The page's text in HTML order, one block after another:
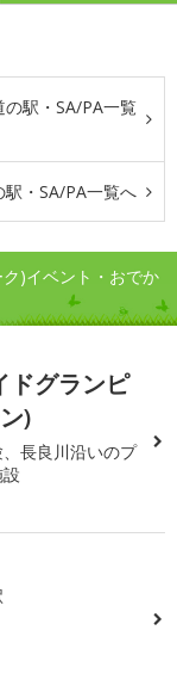
の駅・SA/PA一覧
駅・SA/PA一覧へ
)イベント・おでか
ドグランピ
)
長良川沿いのプ